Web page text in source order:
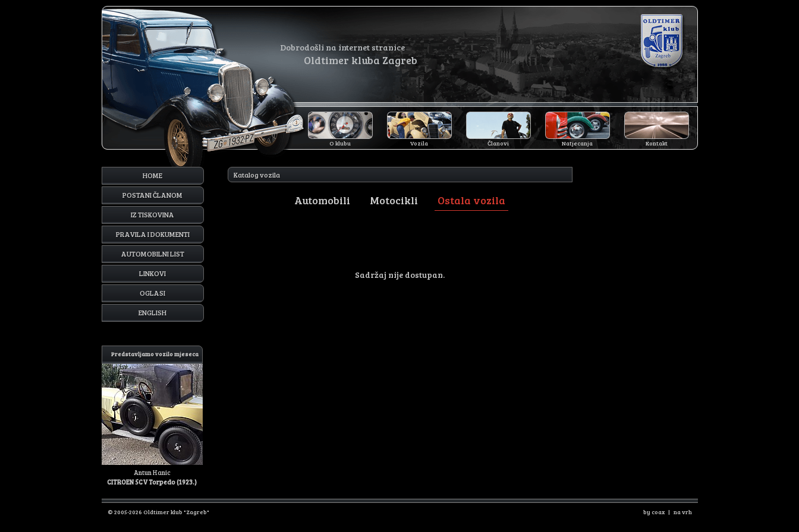
Dobrodošli na internet stranice
Oldtimer kluba Zagreb
O klubu Vozila Članovi Natjecanja Kontakt
HOME
POSTANI ČLANOM
IZ TISKOVINA
PRAVILA I DOKUMENTI
AUTOMOBILNI LIST
LINKOVI
OGLASI
ENGLISH
Predstavljamo vozilo mjeseca
Antun Hanic
CITROEN 5CV Torpedo (1923.)
Katalog vozila
Automobili Motocikli Ostala vozila
Sadržaj nije dostupan.
© 2005-2026 Oldtimer klub "Zagreb" by coax | na vrh